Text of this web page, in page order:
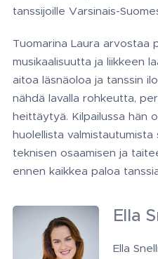
tanssijoille Varsinais-
Tuomarina Laura arvostaa
musikaalisuutta ja liikkeen
aitoa läsnäoloa ja tanssin
nähdä lavalla rohkeutta,
heittäytyä. Kilpailussa hän
huolellista
teknisen osaamisen ja
ennen kaikkea paloa
Ella
Ella